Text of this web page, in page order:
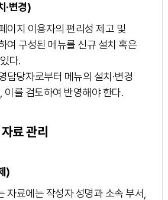
·변경)
이지 이용자의 편리성 제고 및
여 구성된 메뉴를 신규 설치 혹은
다.
당자로부터 메뉴의 설치·변경
이를 검토하여 반영해야 한다.
료 관리
)
자료에는 작성자 성명과 소속 부서,